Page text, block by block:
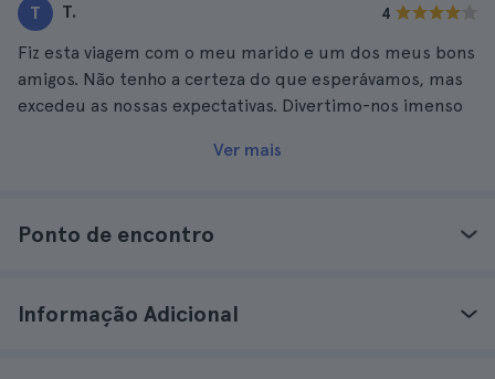
T T. 4
Fiz esta viagem com o meu marido e um dos meus bons
amigos. Não tenho a certeza do que esperávamos, mas
excedeu as nossas expectativas. Divertimo-nos imenso
Ver mais
Ponto de encontro
Informação Adicional